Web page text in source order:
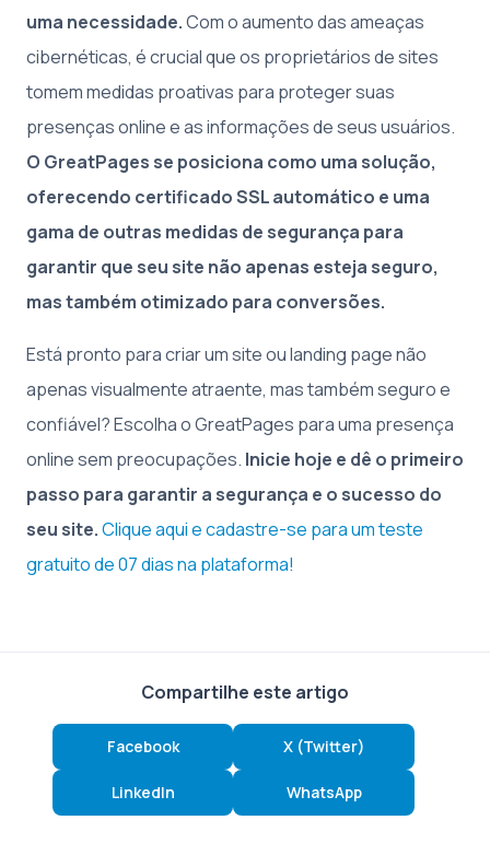
uma necessidade.Com o aumento das ameaças
cibernéticas, é crucial que os proprietários de sites
tomem medidas proativas para proteger suas
presenças online e as informações de seus usuários.
O GreatPages se posiciona como uma solução,
oferecendo certificado SSL automático e uma
gama de outras medidas de segurança para
garantir que seu site não apenas esteja seguro,
mas também otimizado para conversões.
Está pronto para criar um site ou landing page não
apenas visualmente atraente, mas também seguro e
confiável? Escolha o GreatPages para uma presença
online sem preocupações. Inicie hoje e dê o primeiro
passo para garantir a segurança e o sucesso do
seu site.Clique aqui e cadastre-se para um teste
gratuito de 07 dias na plataforma!
Compartilhe este artigo
Facebook X (Twitter)
LinkedIn WhatsApp